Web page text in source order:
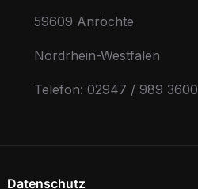
59609 Anröchte
Nordrhein-Westfalen
Telefon: 02947 / 989 3600
Datenschutz